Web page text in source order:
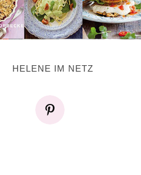
HELENE IM NETZ